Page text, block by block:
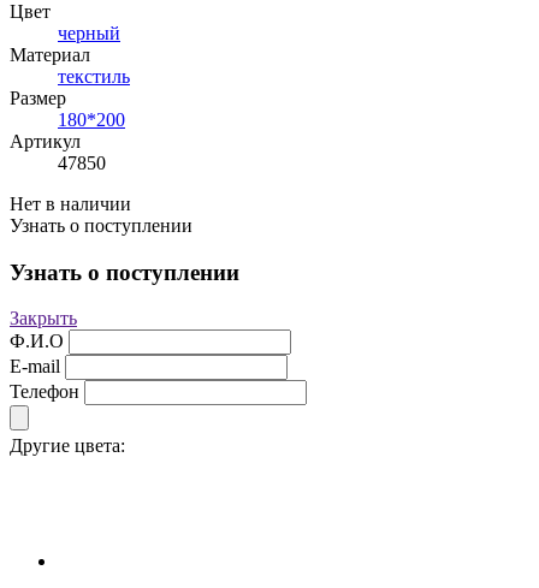
Цвет
черный
Материал
текстиль
Размер
180*200
Артикул
47850
Нет в наличии
Узнать о поступлении
Узнать о поступлении
Закрыть
Ф.И.О
E-mail
Телефон
Другие цвета: